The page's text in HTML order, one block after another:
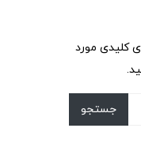
کلیدی مورد
جستجو